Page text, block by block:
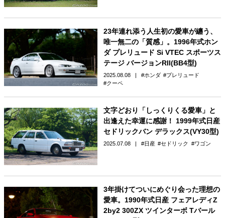
23年連れ添う人生初の愛車が纏う、
唯一無二の「質感」。1996年式ホン
ダ プレリュード Si VTEC スポーツス
テージ バージョンRII(BB4型)
2025.08.08 ホンダ
プレリュード
クーペ
文字どおり「しっくりくる愛車」と
出逢えた幸運に感謝！ 1999年式日産
セドリックバン デラックス(VY30型)
2025.07.08 日産 セドリック ワゴン
3年掛けてついにめぐり会った理想の
愛車。1990年式日産 フェアレディZ
2by2 300ZX ツインターボ Tバール